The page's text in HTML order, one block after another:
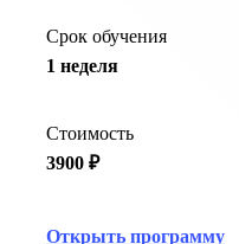
Срок обучения
1 неделя
Стоимость
3900 ₽
Открыть программу